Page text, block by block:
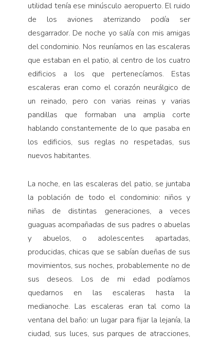
utilidad tenía ese minúsculo aeropuerto. El ruido
de los aviones aterrizando podía ser
desgarrador. De noche yo salía con mis amigas
del condominio. Nos reuníamos en las escaleras
que estaban en el patio, al centro de los cuatro
edificios a los que pertenecíamos. Estas
escaleras eran como el corazón neurálgico de
un reinado, pero con varias reinas y varias
pandillas que formaban una amplia corte
hablando constantemente de lo que pasaba en
los edificios, sus reglas no respetadas, sus
nuevos habitantes.
La noche, en las escaleras del patio, se juntaba
la población de todo el condominio: niños y
niñas de distintas generaciones, a veces
guaguas acompañadas de sus padres o abuelas
y abuelos, o adolescentes apartadas,
producidas, chicas que se sabían dueñas de sus
movimientos, sus noches, probablemente no de
sus deseos. Los de mi edad podíamos
quedarnos en las escaleras hasta la
medianoche. Las escaleras eran tal como la
ventana del baño: un lugar para fijar la lejanía, la
ciudad, sus luces, sus parques de atracciones,